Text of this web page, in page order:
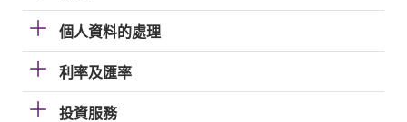
個人資料的處理
利率及匯率
投資服務